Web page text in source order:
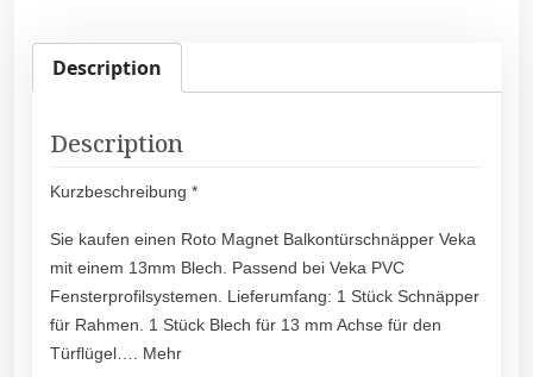
Description
Description
Kurzbeschreibung *
Sie kaufen einen Roto Magnet Balkontürschnäpper Veka
mit einem 13mm Blech. Passend bei Veka PVC
Fensterprofilsystemen. Lieferumfang: 1 Stück Schnäpper
für Rahmen. 1 Stück Blech für 13 mm Achse für den
Türflügel…. Mehr